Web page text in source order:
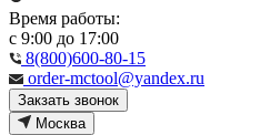
Время работы:
с 9:00 до 17:00
8(800)600-80-15
order-mctool@yandex.ru
Закзать звонок
Москва